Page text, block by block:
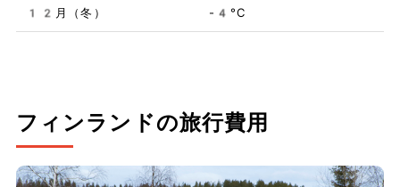
12月（冬） -4°C
フィンランドの旅行費用